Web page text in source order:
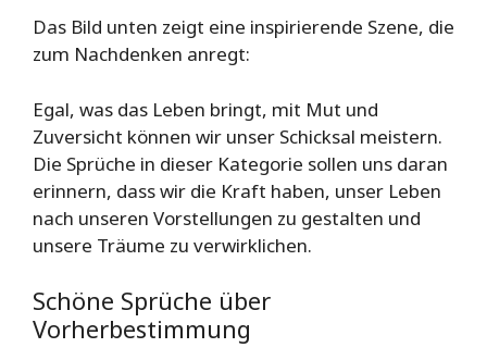
Das Bild unten zeigt eine inspirierende Szene, die
zum Nachdenken anregt:
Egal, was das Leben bringt, mit Mut und
Zuversicht können wir unser Schicksal meistern.
Die Sprüche in dieser Kategorie sollen uns daran
erinnern, dass wir die Kraft haben, unser Leben
nach unseren Vorstellungen zu gestalten und
unsere Träume zu verwirklichen.
Schöne Sprüche über
Vorherbestimmung